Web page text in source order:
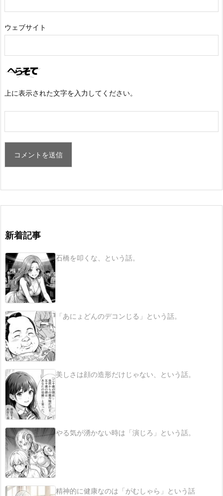
ウェブサイト
上に表示された文字を入力してください。
新着記事
石橋を叩くな、という話。
「あにょどんのデコンじる」という話。
美しさは顔の造形だけじゃない、という話。
やる気が湧かない時は「演じろ」という話。
精神的に健康なのは「がむしゃら」という話